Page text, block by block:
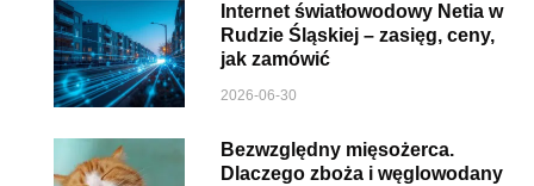
Internet światłowodowy Netia w
Rudzie Śląskiej – zasięg, ceny,
jak zamówić
2026-06-30
Bezwzględny mięsożerca.
Dlaczego zboża i węglowodany